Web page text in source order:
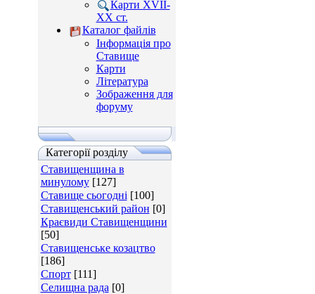
Карти XVII-
XX ст.
Каталог файлів
Інформація про
Ставище
Карти
Література
Зображення для
форуму
Категорії розділу
Ставищенщина в
минулому [127]
Ставище сьогодні [100]
Ставищенський район [0]
Краєвиди Ставищенщини
[50]
Ставищенське козацтво
[186]
Спорт [111]
Селищна рада [0]